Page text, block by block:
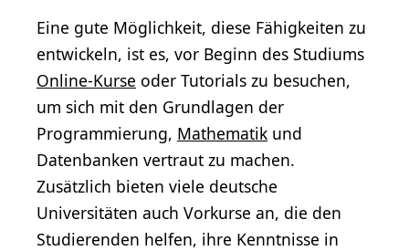
Eine gute Möglichkeit, diese Fähigkeiten zu
entwickeln, ist es, vor Beginn des Studiums
Online-Kurse oder Tutorials zu besuchen,
um sich mit den Grundlagen der
Programmierung, Mathematik und
Datenbanken vertraut zu machen.
Zusätzlich bieten viele deutsche
Universitäten auch Vorkurse an, die den
Studierenden helfen, ihre Kenntnisse in